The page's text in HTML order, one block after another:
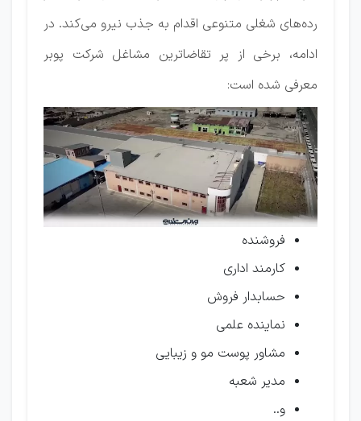
رده‌های شغلی متنوعی اقدام به جذب نیرو می‌کند. در
ادامه، برخی از پر تقاضاترین مشاغل شرکت پوبر
معرفی شده است:
فروشنده
کارمند اداری
حسابدار فروش
نماینده علمی
مشاور پوست مو و زیبایی
مدیر شعبه
و..